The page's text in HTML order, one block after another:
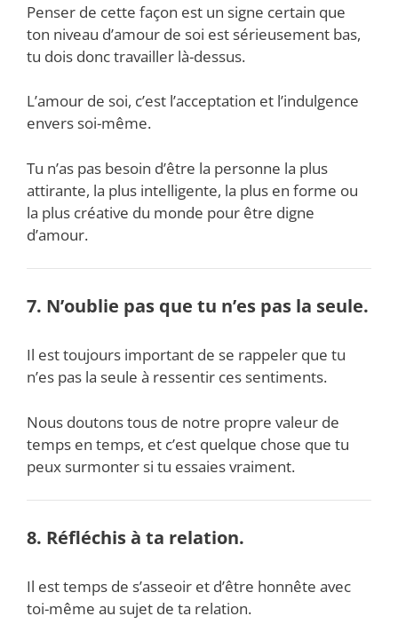
Penser de cette façon est un signe certain que
ton niveau d’amour de soi est sérieusement bas,
tu dois donc travailler là-dessus.
L’amour de soi, c’est l’acceptation et l’indulgence
envers soi-même.
Tu n’as pas besoin d’être la personne la plus
attirante, la plus intelligente, la plus en forme ou
la plus créative du monde pour être digne
d’amour.
7. N’oublie pas que tu n’es pas la seule.
Il est toujours important de se rappeler que tu
n’es pas la seule à ressentir ces sentiments.
Nous doutons tous de notre propre valeur de
temps en temps, et c’est quelque chose que tu
peux surmonter si tu essaies vraiment.
8. Réfléchis à ta relation.
Il est temps de s’asseoir et d’être honnête avec
toi-même au sujet de ta relation.